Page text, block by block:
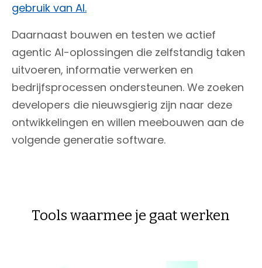
gebruik van AI.
Daarnaast bouwen en testen we actief
agentic AI-oplossingen die zelfstandig taken
uitvoeren, informatie verwerken en
bedrijfsprocessen ondersteunen. We zoeken
developers die nieuwsgierig zijn naar deze
ontwikkelingen en willen meebouwen aan de
volgende generatie software.
Tools waarmee je gaat werken